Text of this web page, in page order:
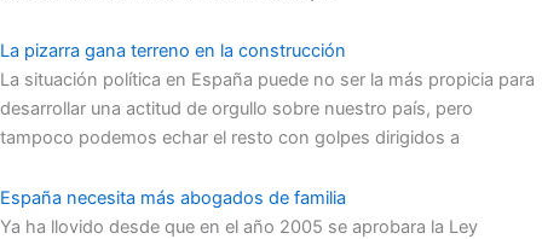
La pizarra gana terreno en la construcción
La situación política en España puede no ser la más propicia para
desarrollar una actitud de orgullo sobre nuestro país, pero
tampoco podemos echar el resto con golpes dirigidos a
España necesita más abogados de familia
Ya ha llovido desde que en el año 2005 se aprobara la Ley